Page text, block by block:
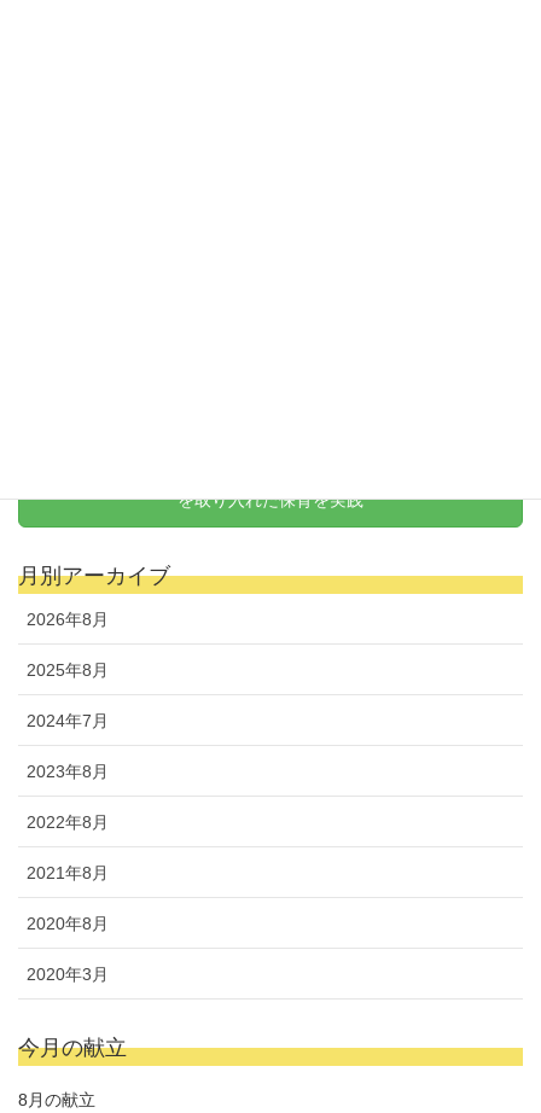
を取り入れた保育を実践
月別アーカイブ
2026年8月
2025年8月
2024年7月
2023年8月
2022年8月
2021年8月
2020年8月
2020年3月
今月の献立
8月の献立